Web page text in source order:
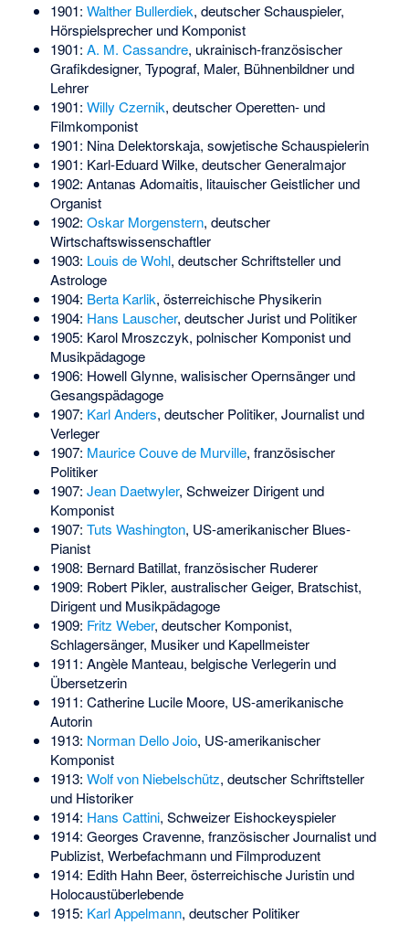
1901: Walther Bullerdiek, deutscher Schauspieler,
Hörspielsprecher und Komponist
1901: A. M. Cassandre, ukrainisch-französischer
Grafikdesigner, Typograf, Maler, Bühnenbildner und
Lehrer
1901: Willy Czernik, deutscher Operetten- und
Filmkomponist
1901: Nina Delektorskaja, sowjetische Schauspielerin
1901: Karl-Eduard Wilke, deutscher Generalmajor
1902: Antanas Adomaitis, litauischer Geistlicher und
Organist
1902: Oskar Morgenstern, deutscher
Wirtschaftswissenschaftler
1903: Louis de Wohl, deutscher Schriftsteller und
Astrologe
1904: Berta Karlik, österreichische Physikerin
1904: Hans Lauscher, deutscher Jurist und Politiker
1905: Karol Mroszczyk, polnischer Komponist und
Musikpädagoge
1906: Howell Glynne, walisischer Opernsänger und
Gesangspädagoge
1907: Karl Anders, deutscher Politiker, Journalist und
Verleger
1907: Maurice Couve de Murville, französischer
Politiker
1907: Jean Daetwyler, Schweizer Dirigent und
Komponist
1907: Tuts Washington, US-amerikanischer Blues-
Pianist
1908: Bernard Batillat, französischer Ruderer
1909: Robert Pikler, australischer Geiger, Bratschist,
Dirigent und Musikpädagoge
1909: Fritz Weber, deutscher Komponist,
Schlagersänger, Musiker und Kapellmeister
1911: Angèle Manteau, belgische Verlegerin und
Übersetzerin
1911: Catherine Lucile Moore, US-amerikanische
Autorin
1913: Norman Dello Joio, US-amerikanischer
Komponist
1913: Wolf von Niebelschütz, deutscher Schriftsteller
und Historiker
1914: Hans Cattini, Schweizer Eishockeyspieler
1914: Georges Cravenne, französischer Journalist und
Publizist, Werbefachmann und Filmproduzent
1914: Edith Hahn Beer, österreichische Juristin und
Holocaustüberlebende
1915: Karl Appelmann, deutscher Politiker